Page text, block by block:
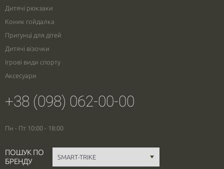
Дитячі рюкзаки
Коник гойдалка
Пригунці для дітей
Дитячі візочки
Ігрові види спорту
Аксесуари
+38 (098) 062-00-00
Пн - Пт 10:00 - 18:00
ПОШУК ПО
БРЕНДУ